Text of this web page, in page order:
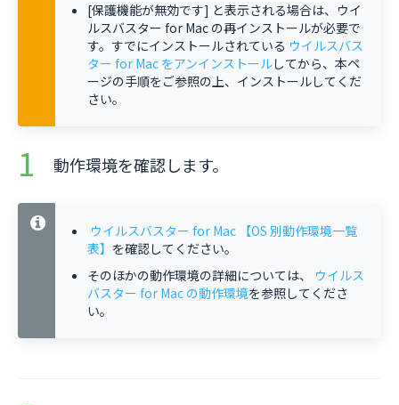
[保護機能が無効です] と表示される場合は、ウイ
ルスバスター for Mac の再インストールが必要で
す。すでにインストールされている ウイルスバス
ター for Mac をアンインストールしてから、本ペ
ージの手順をご参照の上、インストールしてくだ
さい。
動作環境を確認します。
ウイルスバスター for Mac 【OS 別動作環境一覧
表】 を確認してください。
そのほかの動作環境の詳細については、
ウイルス
バスター for Mac の動作環境を参照してくださ
い。